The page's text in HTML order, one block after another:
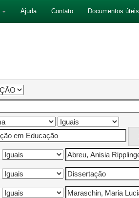
Ajuda Contato Documentos úteis